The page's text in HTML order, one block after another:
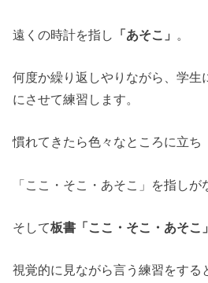
遠くの時計を指し 「あそこ」
何度か繰り返しやりながら、学生
にさせて練習します。
慣れてきたら色々なところに立ち
「ここ・そこ・あそこ」を指しが
そして板書「ここ・そこ・あそこ」
視覚的に見ながら言う練習をする